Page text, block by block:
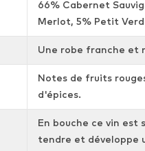
66% Cabernet
Merlot, 5% Petit
Une robe franche et
Notes de fruits
d'épices.
En bouche ce vin est
tendre et développe